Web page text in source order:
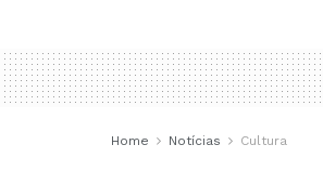
Home Notícias Cultura